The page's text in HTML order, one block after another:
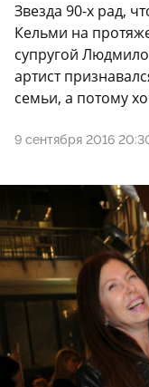
Звезда 90-х рад,
Кельми на
супругой
артист
семьи, а потому
9 сентября 2016